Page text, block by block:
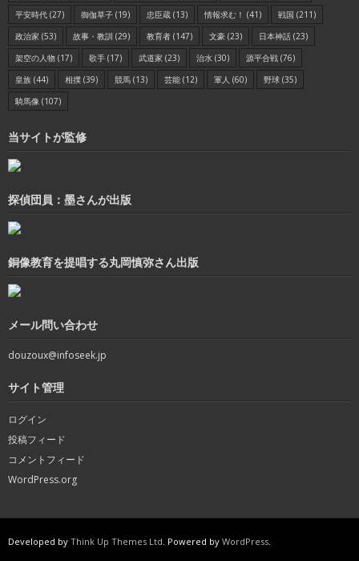
平安時代 (27) 御伽草子 (19) 忠臣蔵 (13) 情報求む！ (41) 戦国 (211)
政治家 (53) 故事・教訓 (29) 教育者 (147) 文豪 (23) 日本神話 (23)
架空の人物 (17) 歌手 (17) 武道家 (23) 治水 (30) 源平合戦 (76)
皇族 (44) 相撲 (39) 競馬 (13) 芸能 (12) 軍人 (60) 野球 (35)
騎馬像 (107)
当サイトが監修
探偵団員：墨さんが出版
銅像教育を提唱する丸岡慎弥さん出版
メール問い合わせ
douzoux@infoseek.jp
サイト管理
ログイン
投稿フィード
コメントフィード
WordPress.org
Developed by Think Up Themes Ltd. Powered by WordPress.